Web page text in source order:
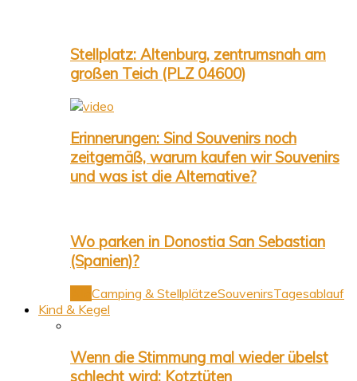
Stellplatz: Altenburg, zentrumsnah am
großen Teich (PLZ 04600)
Erinnerungen: Sind Souvenirs noch
zeitgemäß, warum kaufen wir Souvenirs
und was ist die Alternative?
Wo parken in Donostia San Sebastian
(Spanien)?
Camping & StellplätzeSouvenirsTagesablauf
Kind & Kegel
Wenn die Stimmung mal wieder übelst
schlecht wird: Kotztüten